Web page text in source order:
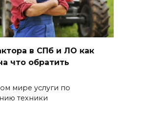
в СПб и ЛО как
что обратить
мире услуги по
техники